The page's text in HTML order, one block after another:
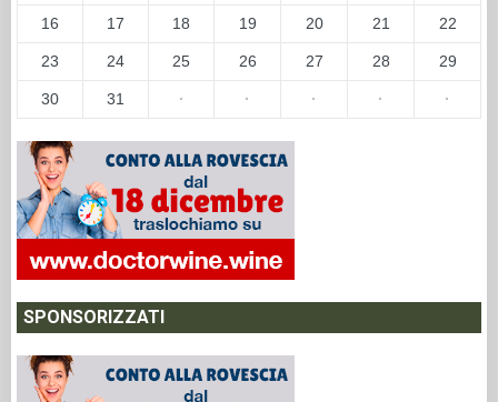
16 17 18 19 20 21 22
23 24 25 26 27 28 29
30 31 · · · · ·
SPONSORIZZATI